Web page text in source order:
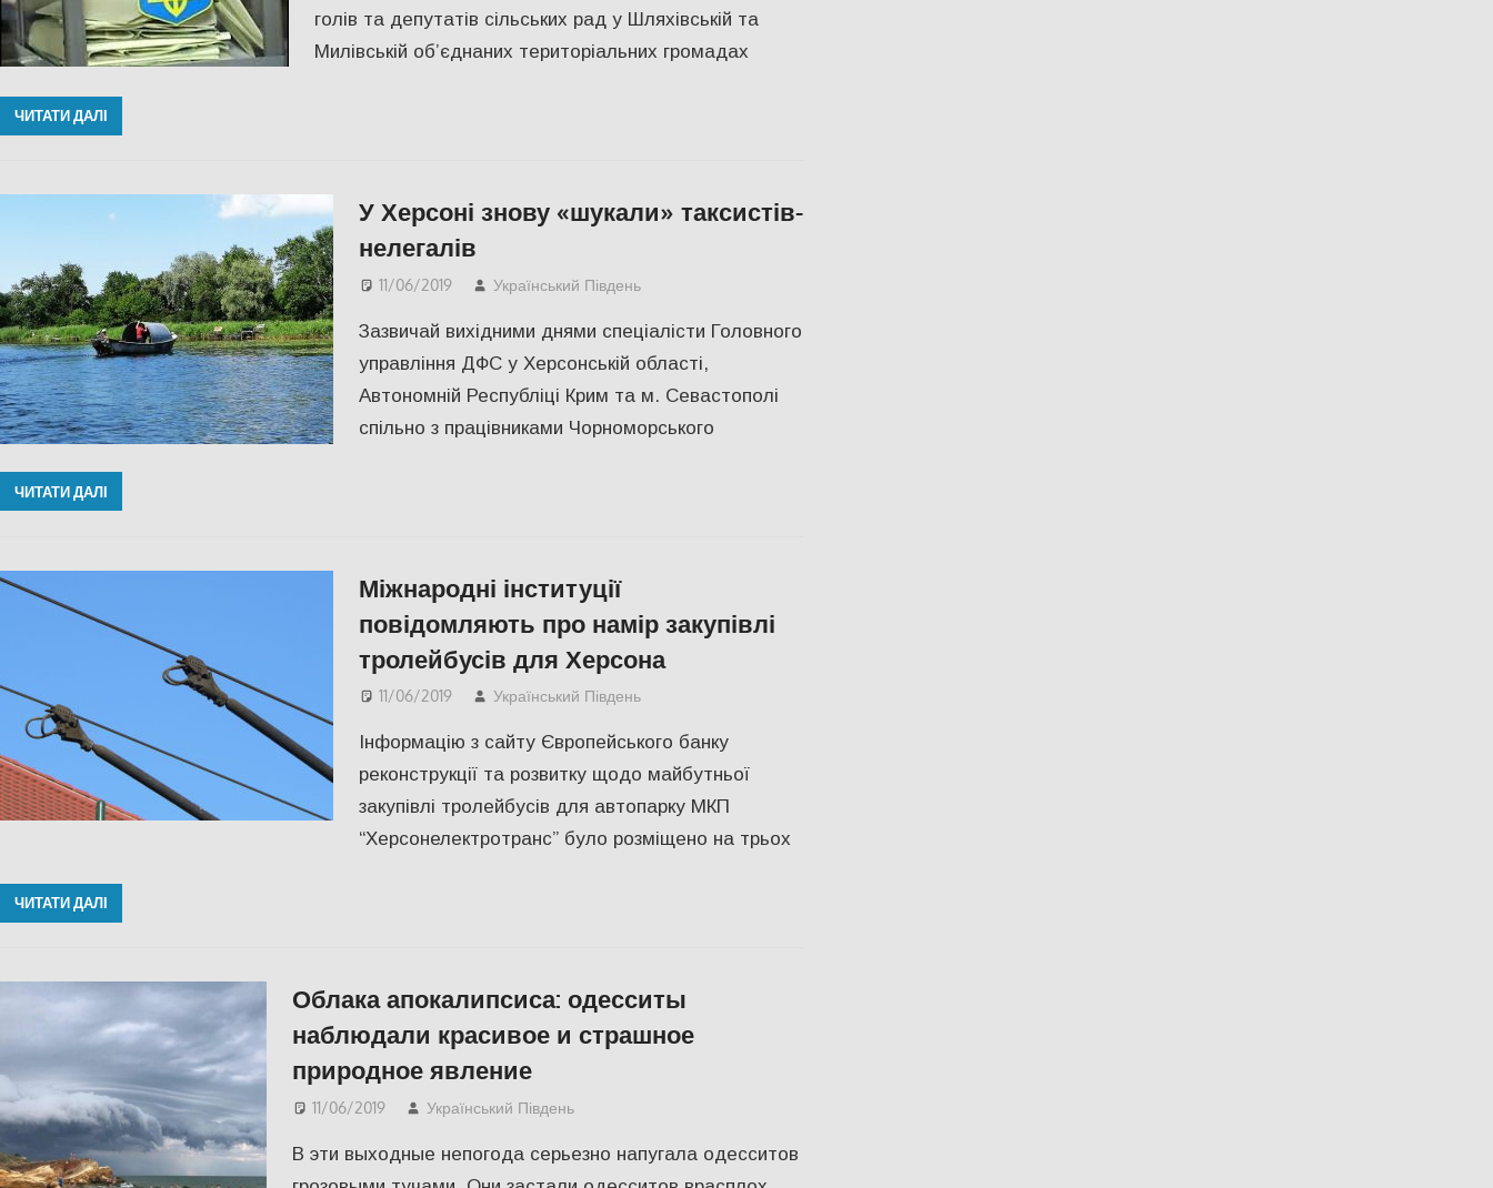
голів та депутатів сільських рад у Шляхівській та
Милівській об’єднаних територіальних громадах
ЧИТАТИ ДАЛІ
У Херсоні знову «шукали» таксистів-
нелегалів
11/06/2019 Український Південь
Зазвичай вихідними днями cпеціалісти Головного
управління ДФС у Херсонській області,
Автономній Республіці Крим та м. Севастополі
спільно з працівниками Чорноморського
ЧИТАТИ ДАЛІ
Міжнародні інституції
повідомляють про намір закупівлі
тролейбусів для Херсона
11/06/2019 Український Південь
Інформацію з сайту Європейського банку
реконструкції та розвитку щодо майбутньої
закупівлі тролейбусів для автопарку МКП
“Херсонелектротранс” було розміщено на трьох
ЧИТАТИ ДАЛІ
Облака апокалипсиса: одесситы
наблюдали красивое и страшное
природное явление
11/06/2019 Український Південь
В эти выходные непогода серьезно напугала одесситов